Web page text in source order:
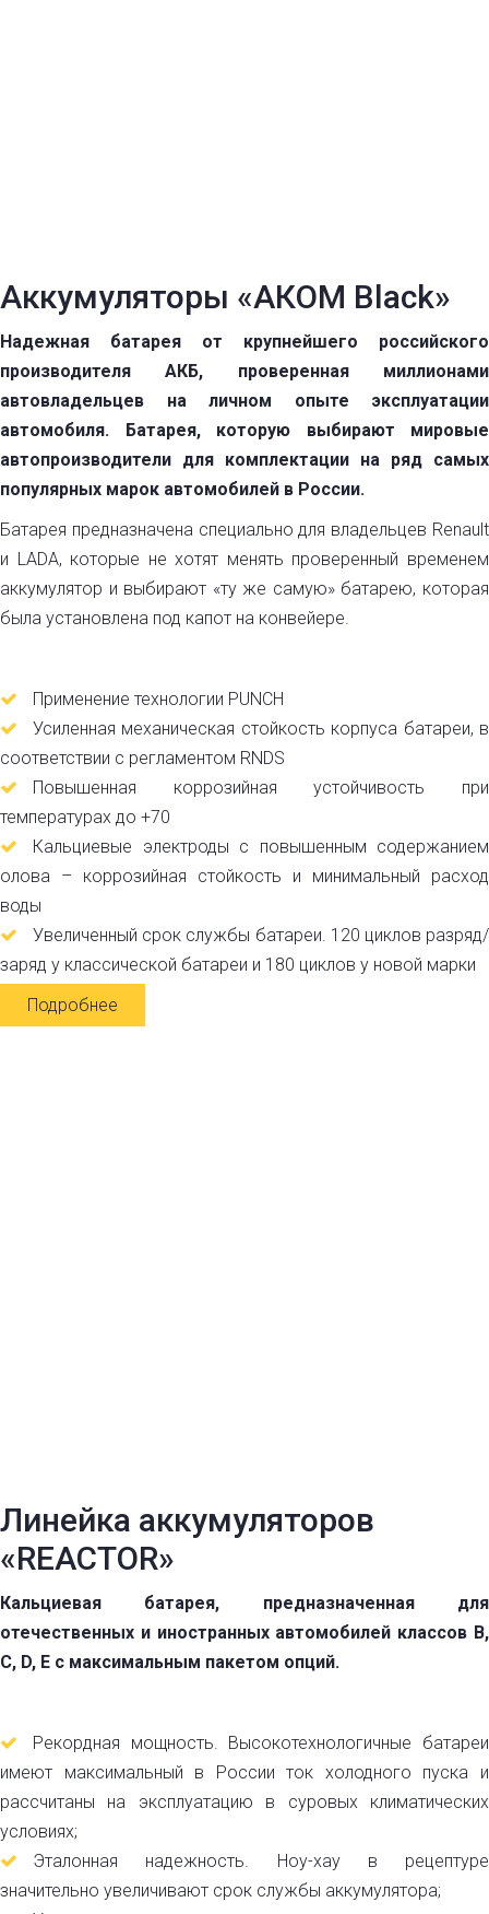
Аккумуляторы «АКОМ Black»
Надежная батарея от крупнейшего российского
производителя АКБ, проверенная миллионами
автовладельцев на личном опыте эксплуатации
автомобиля. Батарея, которую выбирают мировые
автопроизводители для комплектации на ряд самых
популярных марок автомобилей в России.
Батарея предназначена специально для владельцев Renault
и LADA, которые не хотят менять проверенный временем
аккумулятор и выбирают «ту же самую» батарею, которая
была установлена под капот на конвейере.
Применение технологии PUNCH
Усиленная механическая стойкость корпуса батареи, в
соответствии с регламентом RNDS
Повышенная коррозийная устойчивость при
температурах до +70
Кальциевые электроды с повышенным содержанием
олова – коррозийная стойкость и минимальный расход
воды
Увеличенный срок службы батареи. 120 циклов разряд/
заряд у классической батареи и 180 циклов у новой марки
Подробнее
Линейка аккумуляторов
«REACTOR»
Кальциевая батарея, предназначенная для
отечественных и иностранных автомобилей классов В,
С, D, Е с максимальным пакетом опций.
Рекордная мощность. Высокотехнологичные батареи
имеют максимальный в России ток холодного пуска и
рассчитаны на эксплуатацию в суровых климатических
условиях;
Эталонная надежность. Ноу-хау в рецептуре
значительно увеличивают срок службы аккумулятора;